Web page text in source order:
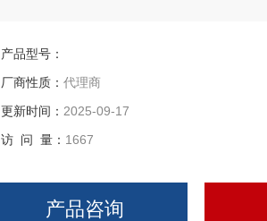
产品型号：
厂商性质： 代理商
更新时间： 2025-09-17
访 问 量： 1667
产品咨询